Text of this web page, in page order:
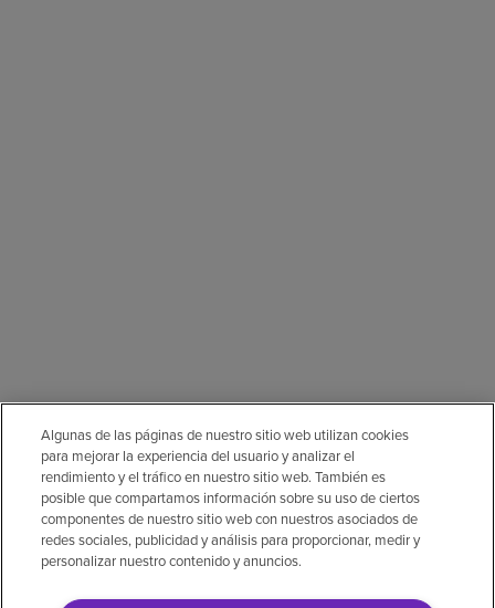
Algunas de las páginas de nuestro sitio web utilizan cookies
para mejorar la experiencia del usuario y analizar el
rendimiento y el tráfico en nuestro sitio web. También es
posible que compartamos información sobre su uso de ciertos
componentes de nuestro sitio web con nuestros asociados de
redes sociales, publicidad y análisis para proporcionar, medir y
personalizar nuestro contenido y anuncios.